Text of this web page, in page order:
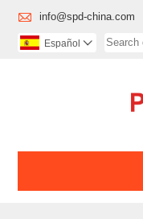
 info@spd-china.com
Español 